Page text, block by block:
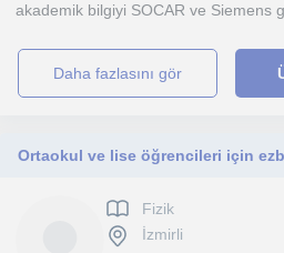
akademik bilgiyi SOCAR ve Siemens
daha fazlasını gör
Fizik
İzmirli